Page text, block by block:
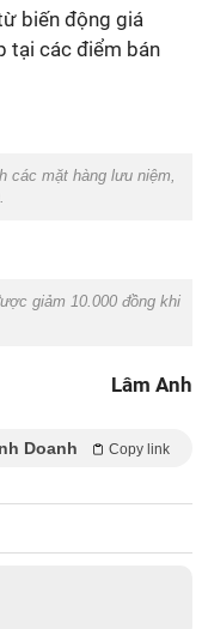
biến động giá
tại các điểm bán
các mặt hàng lưu niệm,
giảm 10.000 đồng khi
Lâm Anh
Doanh Copy link